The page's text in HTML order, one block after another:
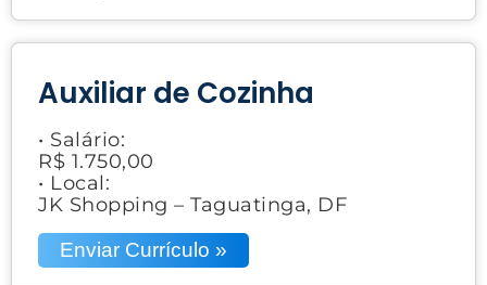
Auxiliar de Cozinha
• Salário:
R$ 1.750,00
• Local:
JK Shopping – Taguatinga, DF
Enviar Currículo »